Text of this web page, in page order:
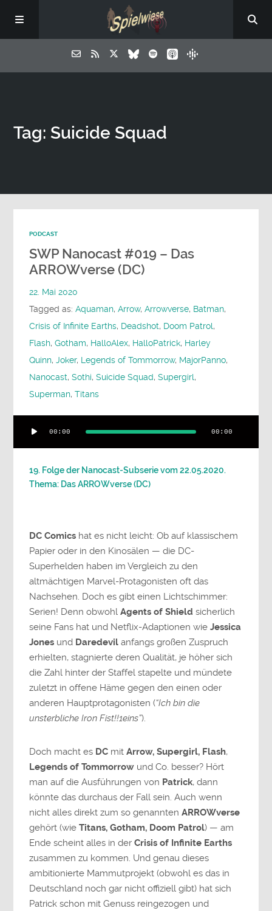
Tag: Suicide Squad
PODCAST
SWP Nanocast #019 – Das
ARROWverse (DC)
22. Mai 2020
Tagged as:Aquaman,Arrow,Arrowverse, Batman,
Crisis of Infinite Earths, Deadshot, Doom Patrol,
Flash,Gotham, HalloAlex, HalloPatrick, Harley
Quinn,Joker, Legends of Tommorrow, MajorPanno,
Nanocast,Sothi,Suicide Squad,Supergirl,
Superman,Titans
Player
00:00 00:00
19. Folge der Nanocast-Subserie vom 22.05.2020.
Thema: Das ARROWverse (DC)
DC Comics hat es nicht leicht: Ob auf klassischem
Papier oder in den Kinosälen — die DC-
Superhelden haben im Vergleich zu den
altmächtigen Marvel-Protagonisten oft das
Nachsehen. Doch es gibt einen Lichtschimmer:
Serien! Denn obwohlAgents of Shield sicherlich
seine Fans hat und Netflix-Adaptionen wieJessica
Jones und Daredevil anfangs großen Zuspruch
erhielten, stagnierte deren Qualität, je höher sich
die Zahl hinter der Staffel stapelte und mündete
zuletzt in offene Häme gegen den einen oder
anderen Hauptprotagonisten (“Ich bin die
unsterbliche Iron Fist!!1eins”).
Doch macht es DC mitArrow, Supergirl, Flash,
Legends of Tommorrow und Co. besser? Hört
man auf die Ausführungen von Patrick, dann
könnte das durchaus der Fall sein. Auch wenn
nicht alles direkt zum so genanntenARROWverse
gehört (wieTitans, Gotham, Doom Patrol) — am
Ende scheint alles in derCrisis of Infinite Earths
zusammen zu kommen. Und genau dieses
ambitionierte Mammutprojekt (obwohl es das in
Deutschland noch gar nicht offiziell gibt) hat sich
Patrick schon mit Genuss reingezogen und